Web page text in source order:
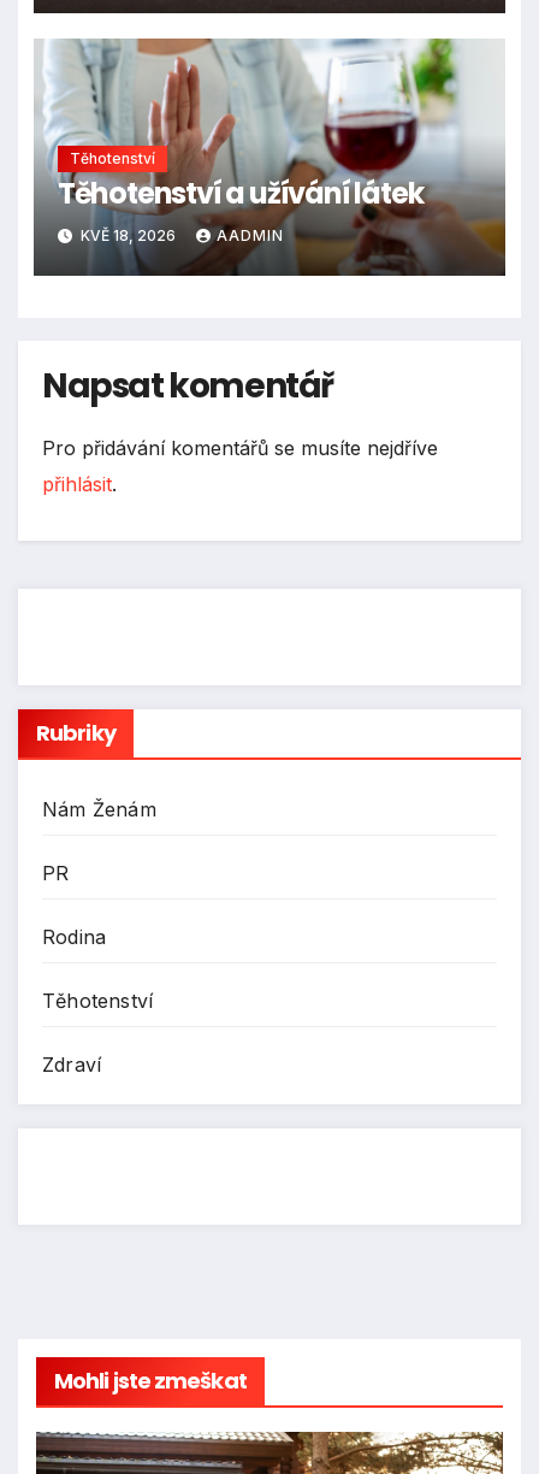
Těhotenství
Těhotenství a užívání látek
KVĚ 18, 2026 AADMIN
Napsat komentář
Pro přidávání komentářů se musíte nejdříve
přihlásit.
Rubriky
Nám Ženám
PR
Rodina
Těhotenství
Zdraví
Mohli jste zmeškat